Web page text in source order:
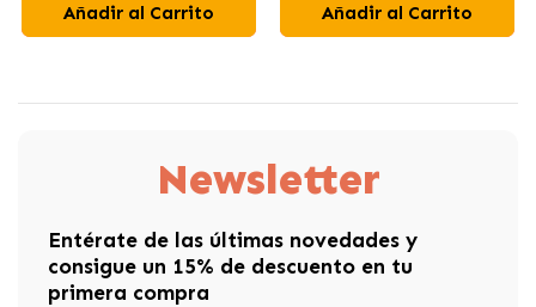
Añadir al Carrito Añadir al Carrito
Newsletter
Entérate de las últimas novedades y
consigue un 15% de descuento en tu
primera compra